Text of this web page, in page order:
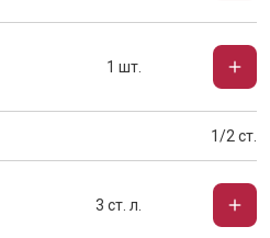
1 шт.
1/2 ст.
3 ст. л.